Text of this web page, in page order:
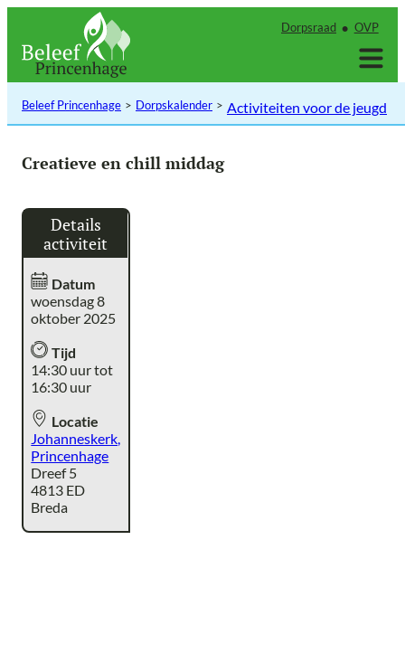
inhoud
Dorpsraad OVP
Beleef Princenhage Dorpskalender Activiteiten voor de jeugd
Creatieve en chill middag
Details
activiteit
Datum
woensdag 8
oktober 2025
Tijd
14:30 uur tot
16:30 uur
Locatie
Johanneskerk,
Princenhage
Dreef 5
4813 ED
Breda